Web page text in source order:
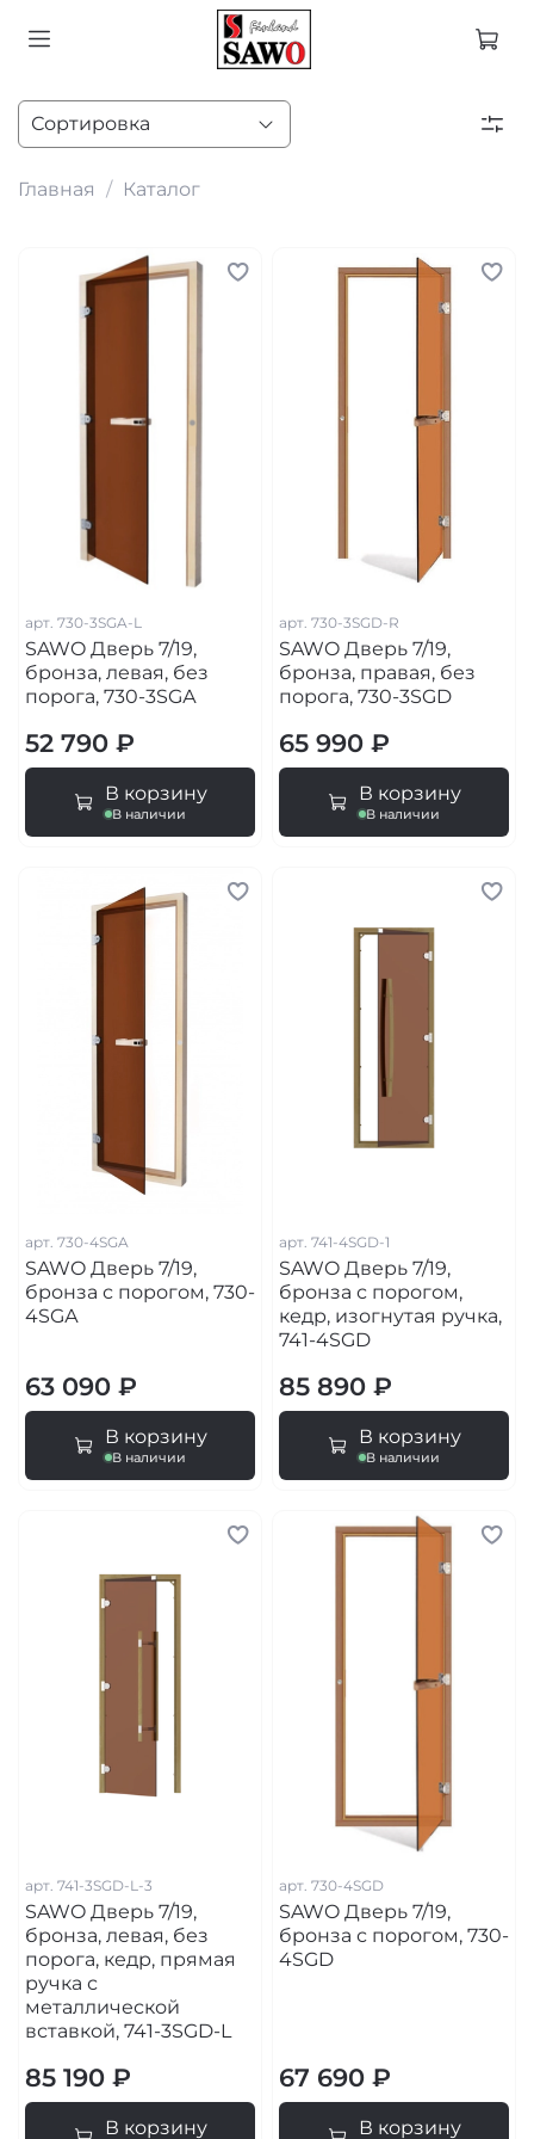
Главная Каталог
арт. 730-3SGA-L
SAWO Дверь 7/19,
бронза, левая, без
порога, 730-3SGА
52 790 ₽
В корзину
В наличии
арт. 730-3SGD-R
SAWO Дверь 7/19,
бронза, правая, без
порога, 730-3SGD
65 990 ₽
В корзину
В наличии
арт. 730-4SGA
SAWO Дверь 7/19,
бронза с порогом, 730-
4SGА
63 090 ₽
В корзину
В наличии
арт. 741-4SGD-1
SAWO Дверь 7/19,
бронза с порогом,
кедр, изогнутая ручка,
741-4SGD
85 890 ₽
В корзину
В наличии
арт. 741-3SGD-L-3
SAWO Дверь 7/19,
бронза, левая, без
порога, кедр, прямая
ручка с
металлической
вставкой, 741-3SGD-L
85 190 ₽
В корзину
арт. 730-4SGD
SAWO Дверь 7/19,
бронза с порогом, 730-
4SGD
67 690 ₽
В корзину